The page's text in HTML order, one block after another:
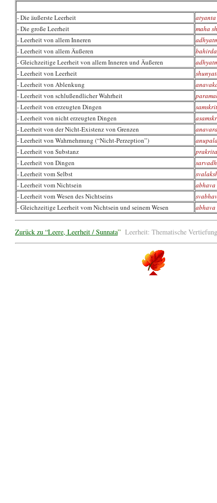
- Die äußerste Leerheit
- Die große Leerheit
maha
- Leerheit von allem Inneren
- Leerheit von allem Äußeren
- Gleichzeitige Leerheit von allem Inneren und Äußeren
- Leerheit von Leerheit
- Leerheit von Ablenkung
- Leerheit von schlußendlicher Wahrheit
- Leerheit von erzeugten Dingen
- Leerheit von nicht erzeugten Dingen
- Leerheit von der Nicht-Existenz von Grenzen
- Leerheit von Wahrnehmung (“Nicht-Perzeption”)
- Leerheit von Substanz
- Leerheit von Dingen
- Leerheit vom Selbst
- Leerheit vom Nichtsein
- Leerheit vom Wesen des Nichtseins
- Gleichzeitige Leerheit vom Nichtsein und seinem Wesen
abhava
Zurück zu “Leere, Leerheit / Sunnata” Leerheit: Thematische